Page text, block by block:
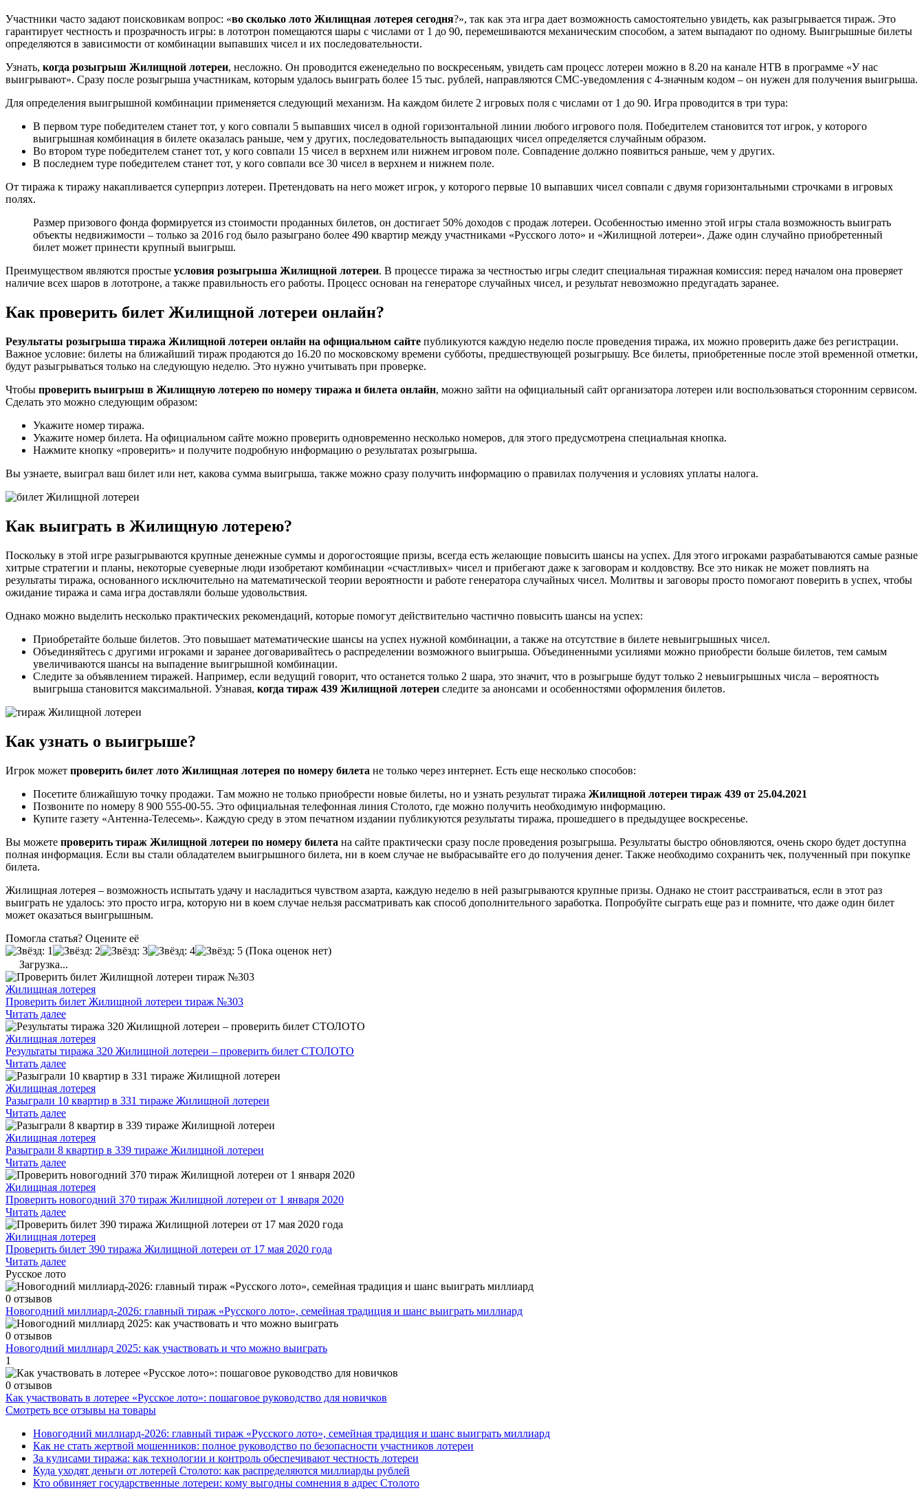
Участники часто задают поисковикам вопрос: «во сколько лото Жилищная лотерея сегодня?», так как эта игра дает возможность самостоятельно увидеть, как разыгрывается тираж. Это
гарантирует честность и прозрачность игры: в лототрон помещаются шары с числами от 1 до 90, перемешиваются механическим способом, а затем выпадают по одному. Выигрышные билеты
определяются в зависимости от комбинации выпавших чисел и их последовательности.
Узнать, когда розыгрыш Жилищной лотереи, несложно. Он проводится еженедельно по воскресеньям, увидеть сам процесс лотереи можно в 8.20 на канале НТВ в программе «У нас
выигрывают». Сразу после розыгрыша участникам, которым удалось выиграть более 15 тыс. рублей, направляются СМС-уведомления с 4-значным кодом – он нужен для получения выигрыша.
Для определения выигрышной комбинации применяется следующий механизм. На каждом билете 2 игровых поля с числами от 1 до 90. Игра проводится в три тура:
В первом туре победителем станет тот, у кого совпали 5 выпавших чисел в одной горизонтальной линии любого игрового поля. Победителем становится тот игрок, у которого
выигрышная комбинация в билете оказалась раньше, чем у других, последовательность выпадающих чисел определяется случайным образом.
Во втором туре победителем станет тот, у кого совпали 15 чисел в верхнем или нижнем игровом поле. Совпадение должно появиться раньше, чем у других.
В последнем туре победителем станет тот, у кого совпали все 30 чисел в верхнем и нижнем поле.
От тиража к тиражу накапливается суперприз лотереи. Претендовать на него может игрок, у которого первые 10 выпавших чисел совпали с двумя горизонтальными строчками в игровых
полях.
Размер призового фонда формируется из стоимости проданных билетов, он достигает 50% доходов с продаж лотереи. Особенностью именно этой игры стала возможность выиграть
объекты недвижимости – только за 2016 год было разыграно более 490 квартир между участниками «Русского лото» и «Жилищной лотереи». Даже один случайно приобретенный
билет может принести крупный выигрыш.
Преимуществом являются простые условия розыгрыша Жилищной лотереи. В процессе тиража за честностью игры следит специальная тиражная комиссия: перед началом она проверяет
наличие всех шаров в лототроне, а также правильность его работы. Процесс основан на генераторе случайных чисел, и результат невозможно предугадать заранее.
Как проверить билет Жилищной лотереи онлайн?
Результаты розыгрыша тиража Жилищной лотереи онлайн на официальном сайте публикуются каждую неделю после проведения тиража, их можно проверить даже без регистрации.
Важное условие: билеты на ближайший тираж продаются до 16.20 по московскому времени субботы, предшествующей розыгрышу. Все билеты, приобретенные после этой временной отметки,
будут разыгрываться только на следующую неделю. Это нужно учитывать при проверке.
Чтобы проверить выигрыш в Жилищную лотерею по номеру тиража и билета онлайн, можно зайти на официальный сайт организатора лотереи или воспользоваться сторонним сервисом.
Сделать это можно следующим образом:
Укажите номер тиража.
Укажите номер билета. На официальном сайте можно проверить одновременно несколько номеров, для этого предусмотрена специальная кнопка.
Нажмите кнопку «проверить» и получите подробную информацию о результатах розыгрыша.
Вы узнаете, выиграл ваш билет или нет, какова сумма выигрыша, также можно сразу получить информацию о правилах получения и условиях уплаты налога.
Как выиграть в Жилищную лотерею?
Поскольку в этой игре разыгрываются крупные денежные суммы и дорогостоящие призы, всегда есть желающие повысить шансы на успех. Для этого игроками разрабатываются самые разные
хитрые стратегии и планы, некоторые суеверные люди изобретают комбинации «счастливых» чисел и прибегают даже к заговорам и колдовству. Все это никак не может повлиять на
результаты тиража, основанного исключительно на математической теории вероятности и работе генератора случайных чисел. Молитвы и заговоры просто помогают поверить в успех, чтобы
ожидание тиража и сама игра доставляли больше удовольствия.
Однако можно выделить несколько практических рекомендаций, которые помогут действительно частично повысить шансы на успех:
Приобретайте больше билетов. Это повышает математические шансы на успех нужной комбинации, а также на отсутствие в билете невыигрышных чисел.
Объединяйтесь с другими игроками и заранее договаривайтесь о распределении возможного выигрыша. Объединенными усилиями можно приобрести больше билетов, тем самым
увеличиваются шансы на выпадение выигрышной комбинации.
Следите за объявлением тиражей. Например, если ведущий говорит, что останется только 2 шара, это значит, что в розыгрыше будут только 2 невыигрышных числа – вероятность
выигрыша становится максимальной. Узнавая, когда тираж 439 Жилищной лотереи следите за анонсами и особенностями оформления билетов.
Как узнать о выигрыше?
Игрок может проверить билет лото Жилищная лотерея по номеру билета не только через интернет. Есть еще несколько способов:
Посетите ближайшую точку продажи. Там можно не только приобрести новые билеты, но и узнать результат тиража Жилищной лотереи тираж 439 от 25.04.2021
Позвоните по номеру 8 900 555-00-55. Это официальная телефонная линия Столото, где можно получить необходимую информацию.
Купите газету «Антенна-Телесемь». Каждую среду в этом печатном издании публикуются результаты тиража, прошедшего в предыдущее воскресенье.
Вы можете проверить тираж Жилищной лотереи по номеру билета на сайте практически сразу после проведения розыгрыша. Результаты быстро обновляются, очень скоро будет доступна
полная информация. Если вы стали обладателем выигрышного билета, ни в коем случае не выбрасывайте его до получения денег. Также необходимо сохранить чек, полученный при покупке
билета.
Жилищная лотерея – возможность испытать удачу и насладиться чувством азарта, каждую неделю в ней разыгрываются крупные призы. Однако не стоит расстраиваться, если в этот раз
выиграть не удалось: это просто игра, которую ни в коем случае нельзя рассматривать как способ дополнительного заработка. Попробуйте сыграть еще раз и помните, что даже один билет
может оказаться выигрышным.
Помогла статья? Оцените её
(Пока оценок нет)
Загрузка...
Жилищная лотерея
Проверить билет Жилищной лотереи тираж №303
Читать далее
Жилищная лотерея
Результаты тиража 320 Жилищной лотереи – проверить билет СТОЛОТО
Читать далее
Жилищная лотерея
Разыграли 10 квартир в 331 тираже Жилищной лотереи
Читать далее
Жилищная лотерея
Разыграли 8 квартир в 339 тираже Жилищной лотереи
Читать далее
Жилищная лотерея
Проверить новогодний 370 тираж Жилищной лотереи от 1 января 2020
Читать далее
Жилищная лотерея
Проверить билет 390 тиража Жилищной лотереи от 17 мая 2020 года
Читать далее
Русское лото
0 отзывов
Новогодний миллиард-2026: главный тираж «Русского лото», семейная традиция и шанс выиграть миллиард
0 отзывов
Новогодний миллиард 2025: как участвовать и что можно выиграть
1
0 отзывов
Как участвовать в лотерее «Русское лото»: пошаговое руководство для новичков
Смотреть все отзывы на товары
Новогодний миллиард-2026: главный тираж «Русского лото», семейная традиция и шанс выиграть миллиард
Как не стать жертвой мошенников: полное руководство по безопасности участников лотереи
За кулисами тиража: как технологии и контроль обеспечивают честность лотереи
Куда уходят деньги от лотерей Столото: как распределяются миллиарды рублей
Кто обвиняет государственные лотереи: кому выгодны сомнения в адрес Столото